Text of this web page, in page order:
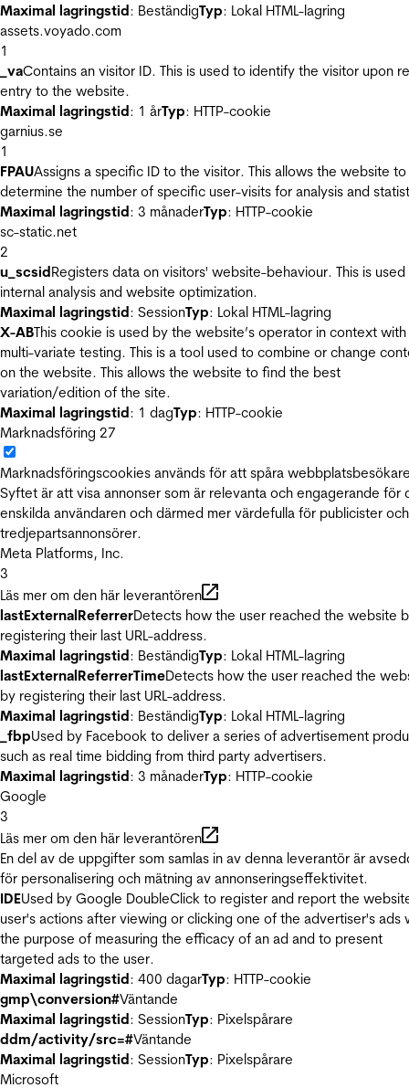
Maximal lagringstid: BeständigTyp: Lokal HTML-lagring
assets.voyado.com
1
_vaContains an visitor ID. This is used to identify the visitor upon
entry to the website.
Maximal lagringstid: 1 årTyp: HTTP-cookie
garnius.se
1
FPAUAssigns a specific ID to the visitor. This allows the website to
determine the number of specific user-visits for analysis and
Maximal lagringstid: 3 månaderTyp: HTTP-cookie
sc-static.net
2
u_scsidRegisters data on visitors' website-behaviour. This is
internal analysis and website optimization.
Maximal lagringstid: SessionTyp: Lokal HTML-lagring
X-ABThis cookie is used by the website’s operator in context with
multi-variate testing. This is a tool used to combine or change
on the website. This allows the website to find the best
variation/edition of the site.
Maximal lagringstid: 1 dagTyp: HTTP-cookie
Marknadsföring 27
Marknadsföringscookies används för att spåra
Syftet är att visa annonser som är relevanta och engagerande för
enskilda användaren och därmed mer värdefulla för publicister och
tredjepartsannonsörer.
Meta Platforms, Inc.
3
Läs mer om den här leverantören
lastExternalReferrerDetects how the user reached the website
registering their last URL-address.
Maximal lagringstid: BeständigTyp: Lokal HTML-lagring
lastExternalReferrerTimeDetects how the user reached the
by registering their last URL-address.
Maximal lagringstid: BeständigTyp: Lokal HTML-lagring
_fbpUsed by Facebook to deliver a series of advertisement
such as real time bidding from third party advertisers.
Maximal lagringstid: 3 månaderTyp: HTTP-cookie
Google
3
Läs mer om den här leverantören
En del av de uppgifter som samlas in av denna leverantör är
för personalisering och mätning av annonseringseffektivitet.
IDEUsed by Google DoubleClick to register and report the
user's actions after viewing or clicking one of the advertiser's ads
the purpose of measuring the efficacy of an ad and to present
targeted ads to the user.
Maximal lagringstid: 400 dagarTyp: HTTP-cookie
gmp\conversion#Väntande
Maximal lagringstid: SessionTyp: Pixelspårare
ddm/activity/src=#Väntande
Maximal lagringstid: SessionTyp: Pixelspårare
Microsoft